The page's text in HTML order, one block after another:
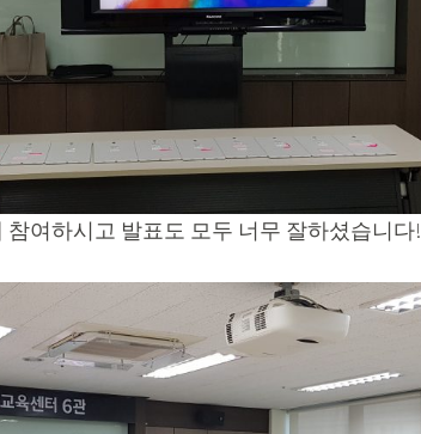
여하시고 발표도 모두 너무 잘하셨습니다!